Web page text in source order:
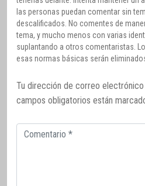
las personas puedan comentar sin
descalificados. No comentes de
tema, y mucho menos con varias
suplantando a otros comentaristas.
esas normas básicas serán
Tu dirección de correo electrónico
campos obligatorios están
Comentario